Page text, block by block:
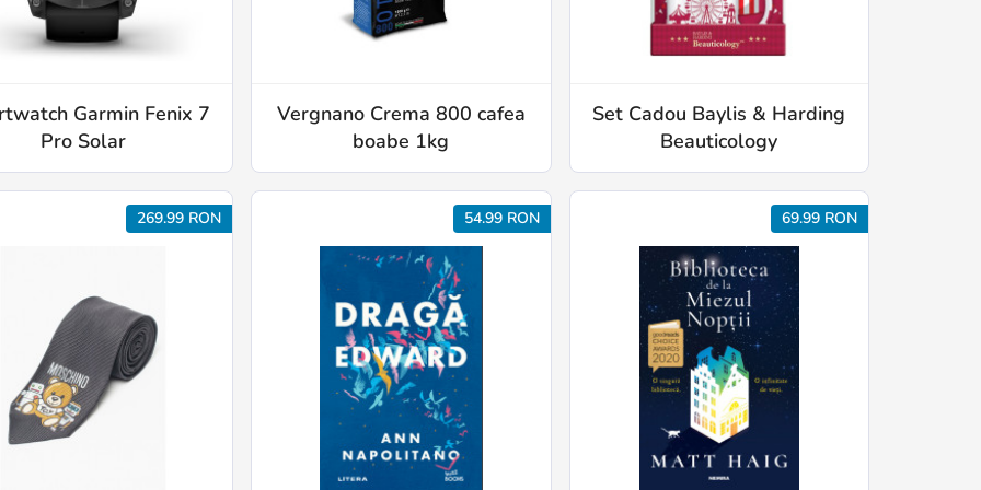
Garmin Fenix 7
Pro Solar
Vergnano Crema 800 cafea
boabe 1kg
Set Cadou Baylis & Harding
Beauticology
269.99 RON 54.99 RON 69.99 RON